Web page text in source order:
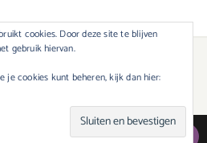
Didam
| Dev. M.Mom | Alle rechten
NAVIGEER
cookies. Door deze site te blijven
gebruik hiervan.
je cookies kunt beheren, kijk dan hier: